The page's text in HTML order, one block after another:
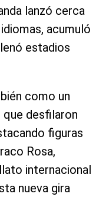
lanzó cerca
acumuló
estadios
como un
desfilaron
figuras
Rosa,
internacional
nueva gira